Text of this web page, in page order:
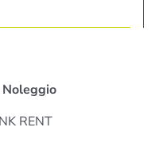
Noleggio
RENT